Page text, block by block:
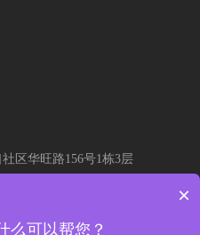
区华旺路156号1栋3层
×
么可以帮您？